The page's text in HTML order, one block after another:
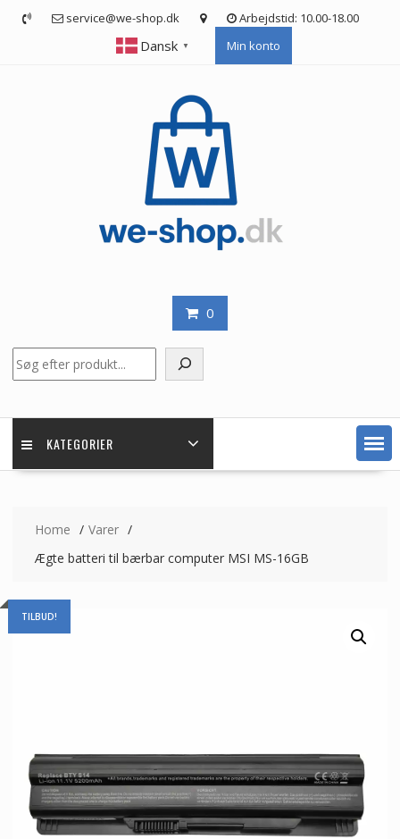
service@we-shop.dk Arbejdstid: 10.00-18.00
Dansk ▼ Min konto
0
KATEGORIER
Home
Varer
Ægte batteri til bærbar computer MSI MS-16GB
TILBUD!